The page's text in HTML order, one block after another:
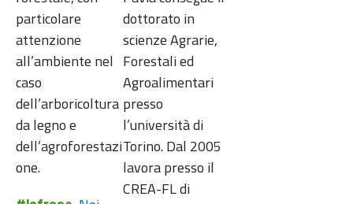
particolare
attenzione
all’ambiente nel
caso
dell’arboricoltura
da legno e
dell’agroforestazi
one.
dottorato in
scienze Agrarie,
Forestali ed
Agroalimentari
presso
l’università di
Torino. Dal 2005
lavora presso il
CREA-FL di